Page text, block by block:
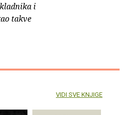
i
takve
VIDI SVE KNJIGE